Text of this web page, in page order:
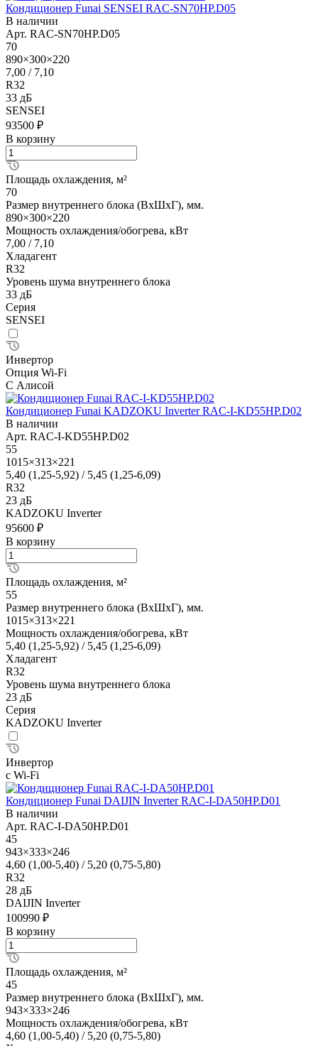
Кондиционер Funai SENSEI RAC-SN70HP.D05
В наличии
Арт. RAC-SN70HP.D05
70
890×300×220
7,00 / 7,10
R32
33 дБ
SENSEI
93500 ₽
В корзину
Площадь охлаждения, м²
70
Размер внутреннего блока (ВхШхГ), мм.
890×300×220
Мощность охлаждения/обогрева, кВт
7,00 / 7,10
Хладагент
R32
Уровень шума внутреннего блока
33 дБ
Серия
SENSEI
Инвертор
Опция Wi-Fi
С Алисой
Кондиционер Funai KADZOKU Inverter RAC-I-KD55HP.D02
В наличии
Арт. RAC-I-KD55HP.D02
55
1015×313×221
5,40 (1,25-5,92) / 5,45 (1,25-6,09)
R32
23 дБ
KADZOKU Inverter
95600 ₽
В корзину
Площадь охлаждения, м²
55
Размер внутреннего блока (ВхШхГ), мм.
1015×313×221
Мощность охлаждения/обогрева, кВт
5,40 (1,25-5,92) / 5,45 (1,25-6,09)
Хладагент
R32
Уровень шума внутреннего блока
23 дБ
Серия
KADZOKU Inverter
Инвертор
с Wi-Fi
Кондиционер Funai DAIJIN Inverter RAC-I-DA50HP.D01
В наличии
Арт. RAC-I-DA50HP.D01
45
943×333×246
4,60 (1,00-5,40) / 5,20 (0,75-5,80)
R32
28 дБ
DAIJIN Inverter
100990 ₽
В корзину
Площадь охлаждения, м²
45
Размер внутреннего блока (ВхШхГ), мм.
943×333×246
Мощность охлаждения/обогрева, кВт
4,60 (1,00-5,40) / 5,20 (0,75-5,80)